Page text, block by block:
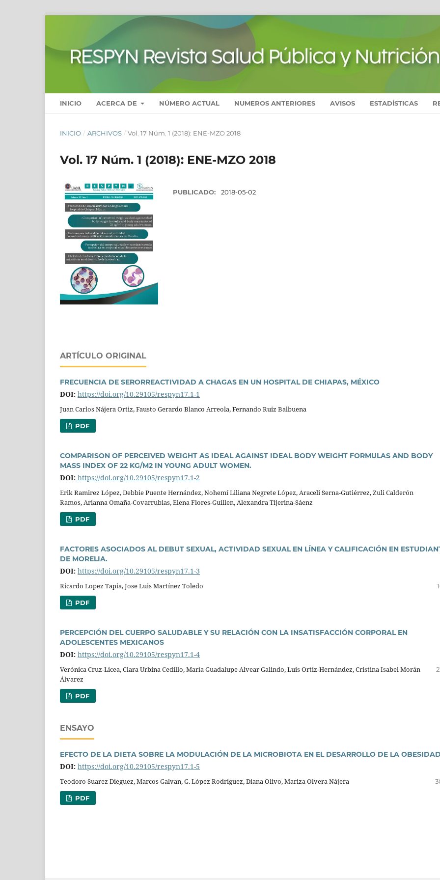
INICIO ACERCA DE NÚMERO ACTUAL NUMEROS ANTERIORES AVISOS ESTADÍSTICAS
INICIO / ARCHIVOS / Vol. 17 Núm. 1 (2018): ENE-MZO 2018
Vol. 17 Núm. 1 (2018): ENE-MZO 2018
PUBLICADO: 2018-05-02
ARTÍCULO ORIGINAL
FRECUENCIA DE SERORREACTIVIDAD A CHAGAS EN UN HOSPITAL DE CHIAPAS, MÉXICO
DOI: https://doi.org/10.29105/respyn17.1-1
Juan Carlos Nájera Ortiz, Fausto Gerardo Blanco Arreola, Fernando Ruiz Balbuena
PDF
COMPARISON OF PERCEIVED WEIGHT AS IDEAL AGAINST IDEAL BODY WEIGHT FORMULAS AND BODY
MASS INDEX OF 22 KG/M2 IN YOUNG ADULT WOMEN.
DOI: https://doi.org/10.29105/respyn17.1-2
Erik Ramirez López, Debbie Puente Hernández, Nohemí Liliana Negrete López, Araceli Serna-Gutiérrez, Zuli Calderón
Ramos, Arianna Omaña-Covarrubias, Elena Flores-Guillen, Alexandra Tijerina-Sáenz
PDF
FACTORES ASOCIADOS AL DEBUT SEXUAL, ACTIVIDAD SEXUAL EN LÍNEA Y CALIFICACIÓN EN
DE MORELIA.
DOI: https://doi.org/10.29105/respyn17.1-3
Ricardo Lopez Tapia, Jose Luis Martínez Toledo
PDF
PERCEPCIÓN DEL CUERPO SALUDABLE Y SU RELACIÓN CON LA INSATISFACCIÓN CORPORAL EN
ADOLESCENTES MEXICANOS
DOI: https://doi.org/10.29105/respyn17.1-4
Verónica Cruz-Licea, Clara Urbina Cedillo, María Guadalupe Alvear Galindo, Luis Ortiz-Hernández, Cristina Isabel Morán
Álvarez
PDF
ENSAYO
EFECTO DE LA DIETA SOBRE LA MODULACIÓN DE LA MICROBIOTA EN EL DESARROLLO DE LA OBESIDAD
DOI: https://doi.org/10.29105/respyn17.1-5
Teodoro Suarez Dieguez, Marcos Galvan, G. López Rodriguez, Diana Olivo, Mariza Olvera Nájera
PDF